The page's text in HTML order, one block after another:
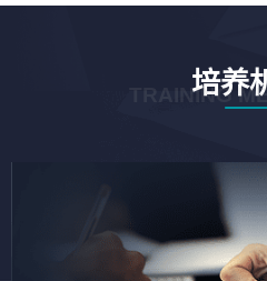
培养
TRAINING